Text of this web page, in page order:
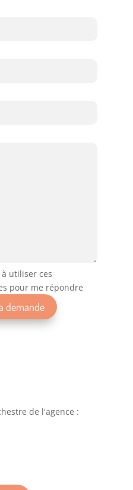
à utiliser ces
pour me répondre
de l'agence :